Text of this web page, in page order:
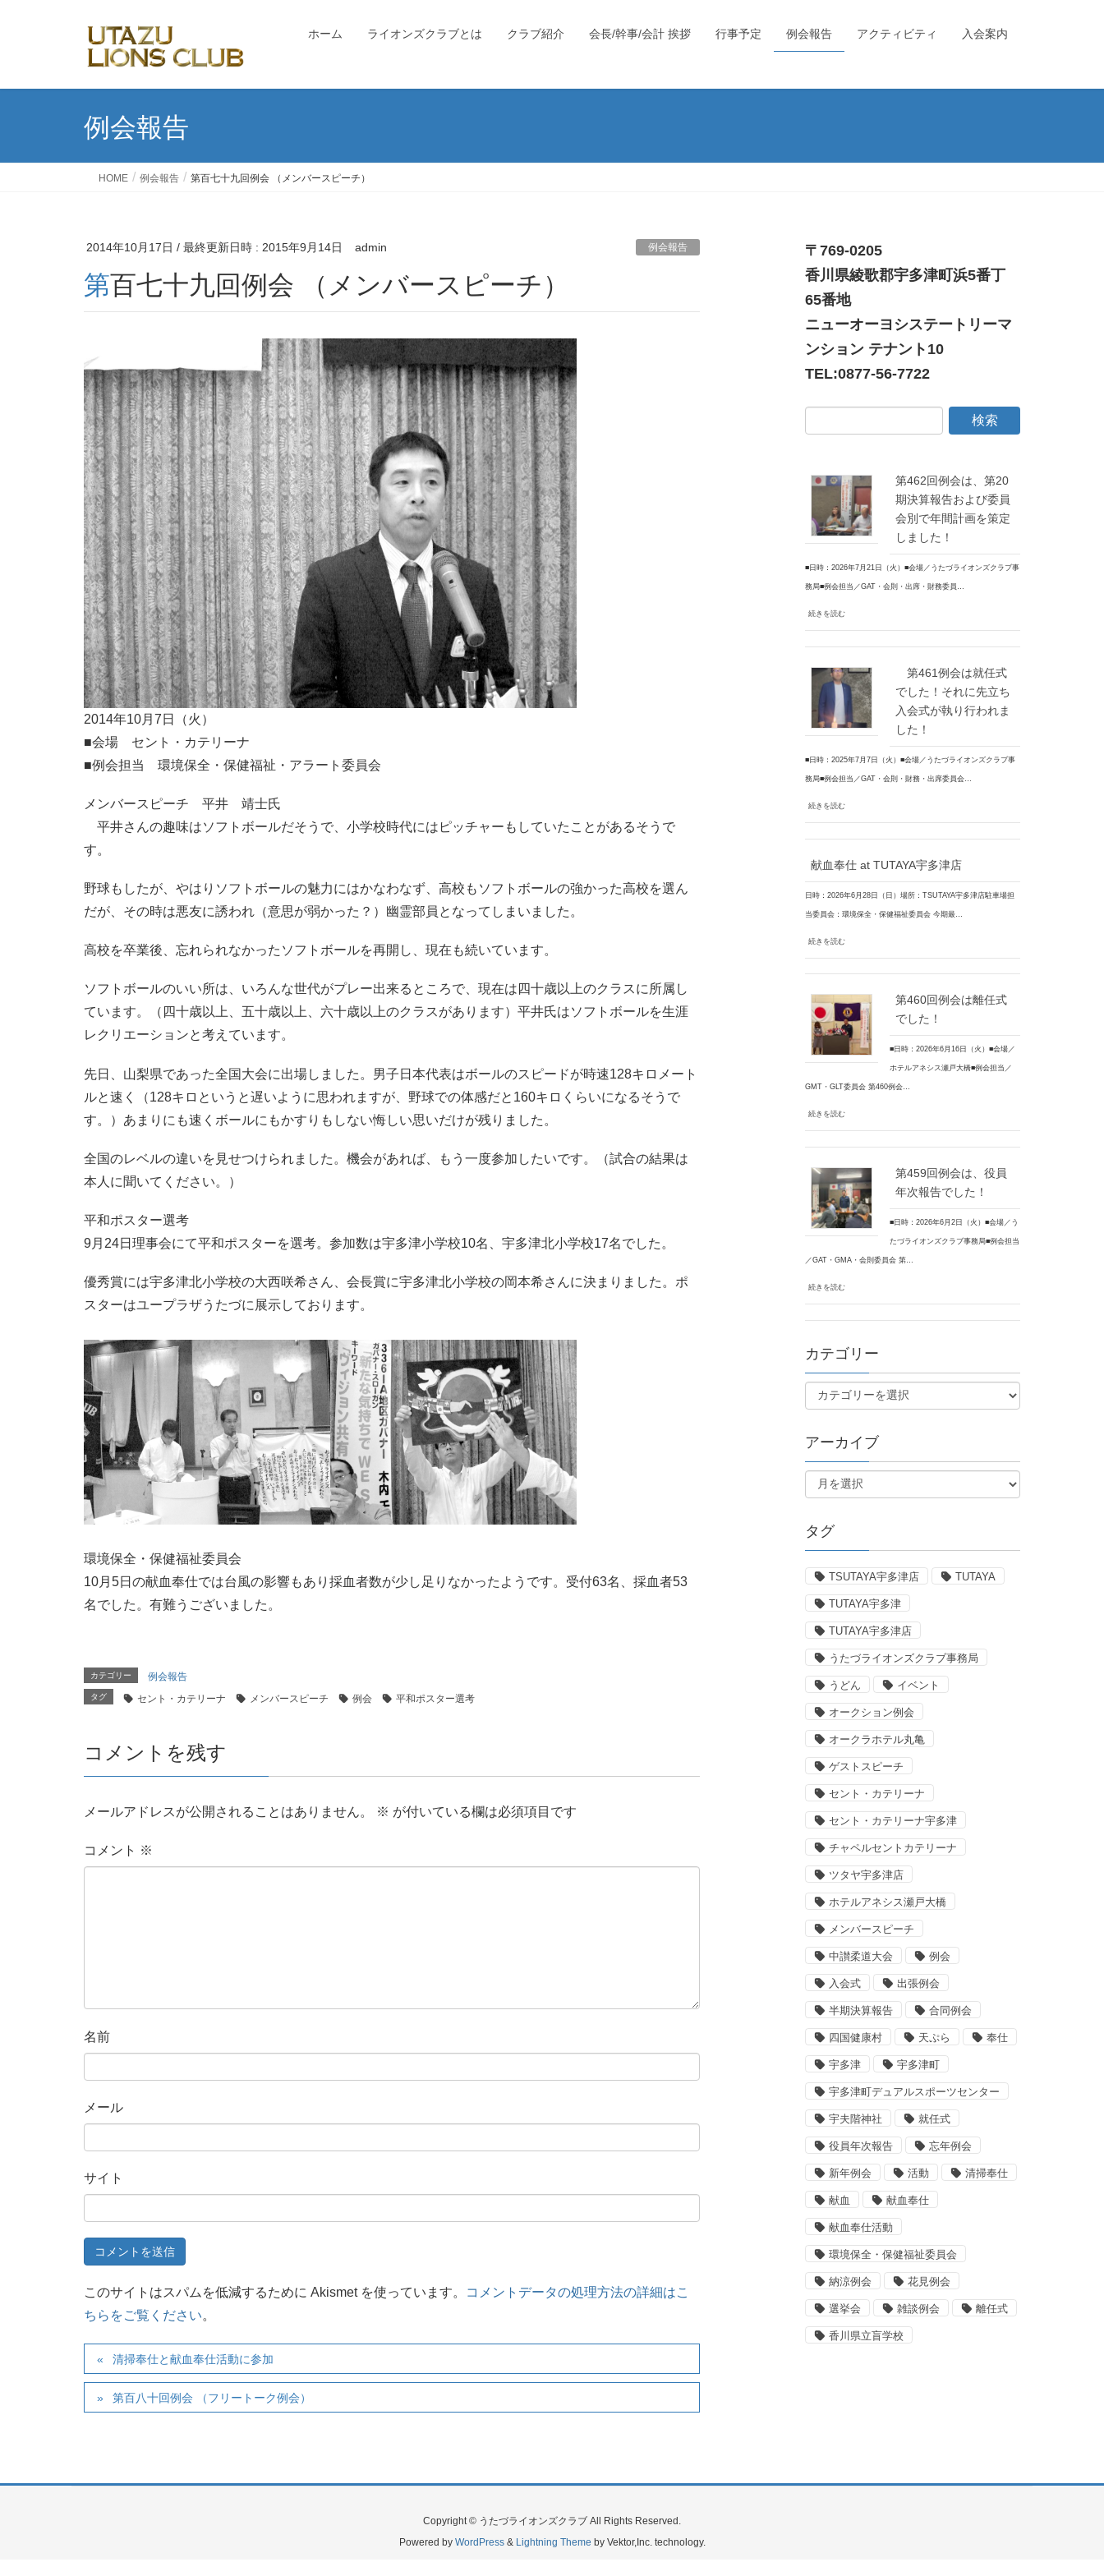
ホーム ライオンズクラブとは クラブ紹介 会長/幹事/会計 挨拶 行事予定 例会報告 アクティビティ 入会案内
例会報告
HOME 例会報告 第百七十九回例会 （メンバースピーチ）
2014年10月17日 / 最終更新日時 : 2015年9月14日 admin 例会報告
第百七十九回例会 （メンバースピーチ）
2014年10月7日（火）
■会場 セント・カテリーナ
■例会担当 環境保全・保健福祉・アラート委員会
メンバースピーチ 平井 靖士氏
平井さんの趣味はソフトボールだそうで、小学校時代にはピッチャーもしていたことがあるそうで
す。
野球もしたが、やはりソフトボールの魅力にはかなわなず、高校もソフトボールの強かった高校を選ん
だが、その時は悪友に誘われ（意思が弱かった？）幽霊部員となってしまいました。
高校を卒業後、忘れられなかったソフトボールを再開し、現在も続いています。
ソフトボールのいい所は、いろんな世代がプレー出来るところで、現在は四十歳以上のクラスに所属し
ています。（四十歳以上、五十歳以上、六十歳以上のクラスがあります）平井氏はソフトボールを生涯
レクリエーションと考えています。
先日、山梨県であった全国大会に出場しました。男子日本代表はボールのスピードが時速128キロメート
ルと速く（128キロというと遅いように思われますが、野球での体感だと160キロくらいになるそうで
す。）あまりにも速くボールにもかすりもしない悔しい思いだけが残りました。
全国のレベルの違いを見せつけられました。機会があれば、もう一度参加したいです。（試合の結果は
本人に聞いてください。）
平和ポスター選考
9月24日理事会にて平和ポスターを選考。参加数は宇多津小学校10名、宇多津北小学校17名でした。
優秀賞には宇多津北小学校の大西咲希さん、会長賞に宇多津北小学校の岡本希さんに決まりました。ポ
スターはユープラザうたづに展示しております。
環境保全・保健福祉委員会
10月5日の献血奉仕では台風の影響もあり採血者数が少し足りなかったようです。受付63名、採血者53
名でした。有難うございました。
カテゴリー 例会報告
タグ セント・カテリーナ メンバースピーチ 例会 平和ポスター選考
コメントを残す
メールアドレスが公開されることはありません。 ※ が付いている欄は必須項目です
コメント ※
名前
メール
サイト
このサイトはスパムを低減するために Akismet を使っています。
コメントデータの処理方法の詳細はこ
ちらをご覧ください。
清掃奉仕と献血奉仕活動に参加
第百八十回例会 （フリートーク例会）
〒769-0205
香川県綾歌郡宇多津町浜5番丁
65番地
ニューオーヨシステートリーマ
ンション テナント10
TEL:0877-56-7722
第462回例会は、第20
期決算報告および委員
会別で年間計画を策定
しました！
■日時：2026年7月21日（火）■会場／うたづライオンズクラブ事
務局■例会担当／GAT・会則・出席・財務委員…
続きを読む
第461例会は就任式
でした！それに先立ち
入会式が執り行われま
した！
■日時：2025年7月7日（火）■会場／うたづライオンズクラブ事
務局■例会担当／GAT・会則・財務・出席委員会…
続きを読む
献血奉仕 at TUTAYA宇多津店
日時：2026年6月28日（日）場所：TSUTAYA宇多津店駐車場担
当委員会：環境保全・保健福祉委員会 今期最…
続きを読む
第460回例会は離任式
でした！
■日時：2026年6月16日（火）■会場／
ホテルアネシス瀬戸大橋■例会担当／
GMT・GLT委員会 第460例会…
続きを読む
第459回例会は、役員
年次報告でした！
■日時：2026年6月2日（火）■会場／う
たづライオンズクラブ事務局■例会担当
／GAT・GMA・会則委員会 第…
続きを読む
カテゴリー
アーカイブ
タグ
TSUTAYA宇多津店 TUTAYA
TUTAYA宇多津
TUTAYA宇多津店
うたづライオンズクラブ事務局
うどん イベント
オークション例会
オークラホテル丸亀
ゲストスピーチ
セント・カテリーナ
セント・カテリーナ宇多津
チャペルセントカテリーナ
ツタヤ宇多津店
ホテルアネシス瀬戸大橋
メンバースピーチ
中讃柔道大会 例会
入会式 出張例会
半期決算報告 合同例会
四国健康村 天ぷら 奉仕
宇多津 宇多津町
宇多津町デュアルスポーツセンター
宇夫階神社 就任式
役員年次報告 忘年例会
新年例会 活動 清掃奉仕
献血 献血奉仕
献血奉仕活動
環境保全・保健福祉委員会
納涼例会 花見例会
選挙会 雑談例会 離任式
香川県立盲学校
Copyright © うたづライオンズクラブ All Rights Reserved.
Powered by WordPress& Lightning Theme by Vektor,Inc. technology.